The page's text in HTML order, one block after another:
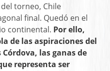
torneo, Chile
final. Quedó en el
continental. Por ello,
de las aspiraciones del
las ganas de
representa ser